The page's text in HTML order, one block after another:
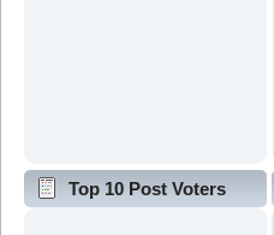
Top 10 Post Voters